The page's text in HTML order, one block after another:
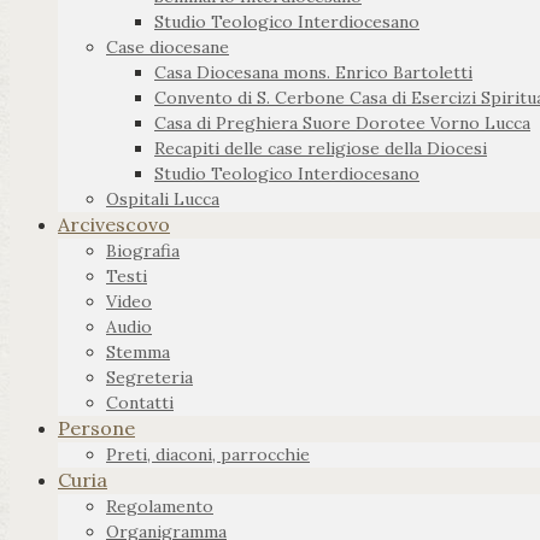
Studio Teologico Interdiocesano
Case diocesane
Casa Diocesana mons. Enrico Bartoletti
Convento di S. Cerbone Casa di Esercizi
Casa di Preghiera Suore Dorotee Vorno Lucca
Recapiti delle case religiose della Diocesi
Studio Teologico Interdiocesano
Ospitali Lucca
Arcivescovo
Biografia
Testi
Video
Audio
Stemma
Segreteria
Contatti
Persone
Preti, diaconi, parrocchie
Curia
Regolamento
Organigramma